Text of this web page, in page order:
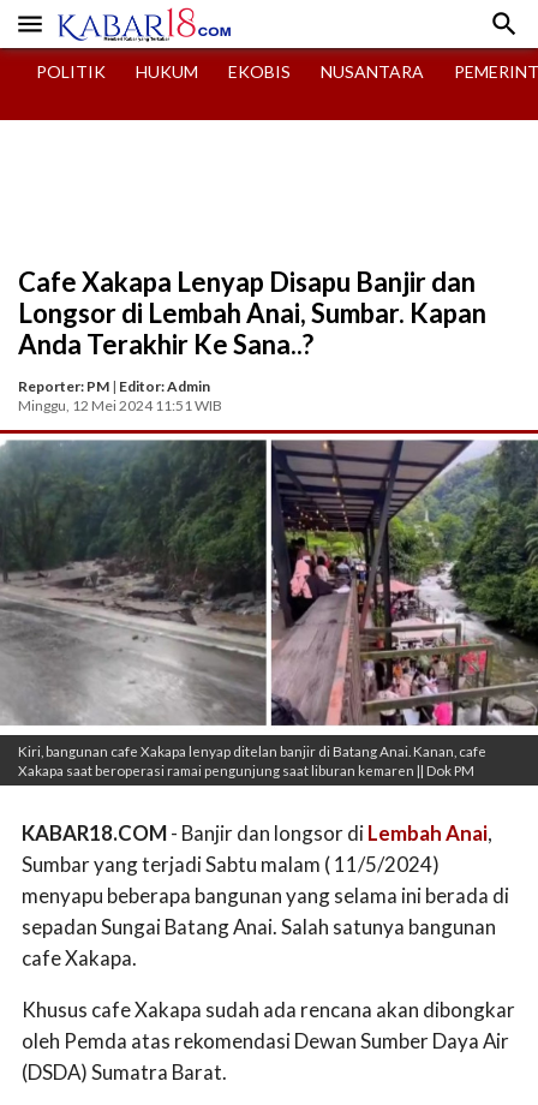
 
POLITIK HUKUM EKOBIS NUSANTARA
Cafe Xakapa Lenyap Disapu Banjir dan
Longsor di Lembah Anai, Sumbar. Kapan
Anda Terakhir Ke Sana..?
Reporter: PM | Editor: Admin
Minggu, 12 Mei 2024 11:51 WIB
Kiri, bangunan cafe Xakapa lenyap ditelan banjir di Batang Anai. Kanan, cafe
Xakapa saat beroperasi ramai pengunjung saat liburan kemaren || Dok PM
KABAR18.COM- Banjir dan longsor diLembah Anai,
Sumbar yang terjadi Sabtu malam ( 11/5/2024)
menyapu beberapa bangunan yang selama ini berada di
sepadan Sungai Batang Anai. Salah satunya bangunan
cafe Xakapa.
Khusus cafe Xakapa sudah ada rencana akan dibongkar
oleh Pemda atas rekomendasi Dewan Sumber Daya Air
(DSDA) Sumatra Barat.